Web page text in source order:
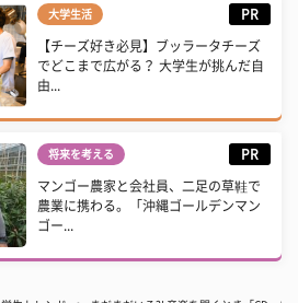
大学生活 PR
【チーズ好き必見】ブッラータチーズ
でどこまで広がる？ 大学生が挑んだ自
由...
将来を考える PR
マンゴー農家と会社員、二足の草鞋で
農業に携わる。「沖縄ゴールデンマン
ゴー...